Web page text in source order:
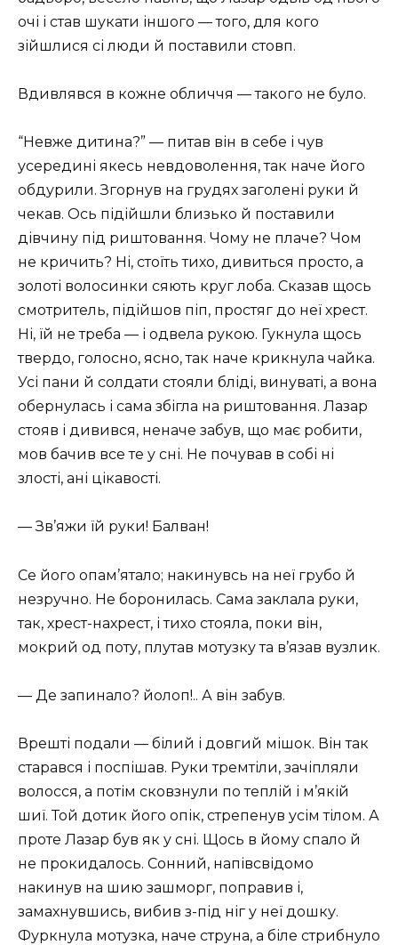
очі і став шукати іншого — того, для кого
зійшлися сі люди й поставили стовп.
Вдивлявся в кожне обличчя — такого не було.
“Невже дитина?” — питав він в себе і чув
усередині якесь невдоволення, так наче його
обдурили. Згорнув на грудях заголені руки й
чекав. Ось підійшли близько й поставили
дівчину під риштовання. Чому не плаче? Чом
не кричить? Ні, стоїть тихо, дивиться просто, а
золоті волосинки сяють круг лоба. Сказав щось
смотритель, підійшов піп, простяг до неї хрест.
Ні, їй не треба — і одвела рукою. Гукнула щось
твердо, голосно, ясно, так наче крикнула чайка.
Усі пани й солдати стояли бліді, винуваті, а вона
обернулась і сама збігла на риштовання. Лазар
стояв і дивився, неначе забув, що має робити,
мов бачив все те у сні. Не почував в собі ні
злості, ані цікавості.
— Зв’яжи їй руки! Балван!
Се його опам’ятало; накинувсь на неї грубо й
незручно. Не боронилась. Сама заклала руки,
так, хрест-нахрест, і тихо стояла, поки він,
мокрий од поту, плутав мотузку та в’язав вузлик.
— Де запинало? йолоп!.. А він забув.
Врешті подали — білий і довгий мішок. Він так
старався і поспішав. Руки тремтіли, зачіпляли
волосся, а потім сковзнули по теплій і м’якій
шиї. Той дотик його опік, стрепенув усім тілом. А
проте Лазар був як у сні. Щось в йому спало й
не прокидалось. Сонний, напівсвідомо
накинув на шию зашморг, поправив і,
замахнувшись, вибив з-під ніг у неї дошку.
Фуркнула мотузка, наче струна, а біле стрибнуло